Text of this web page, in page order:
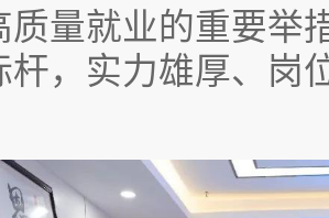
质量就业的重要举
杆，实力雄厚、岗